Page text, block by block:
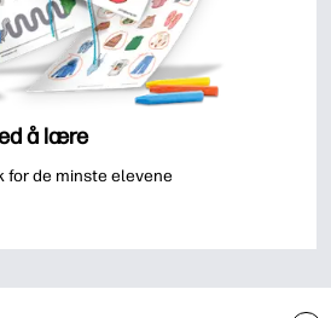
å lære
for de minste elevene